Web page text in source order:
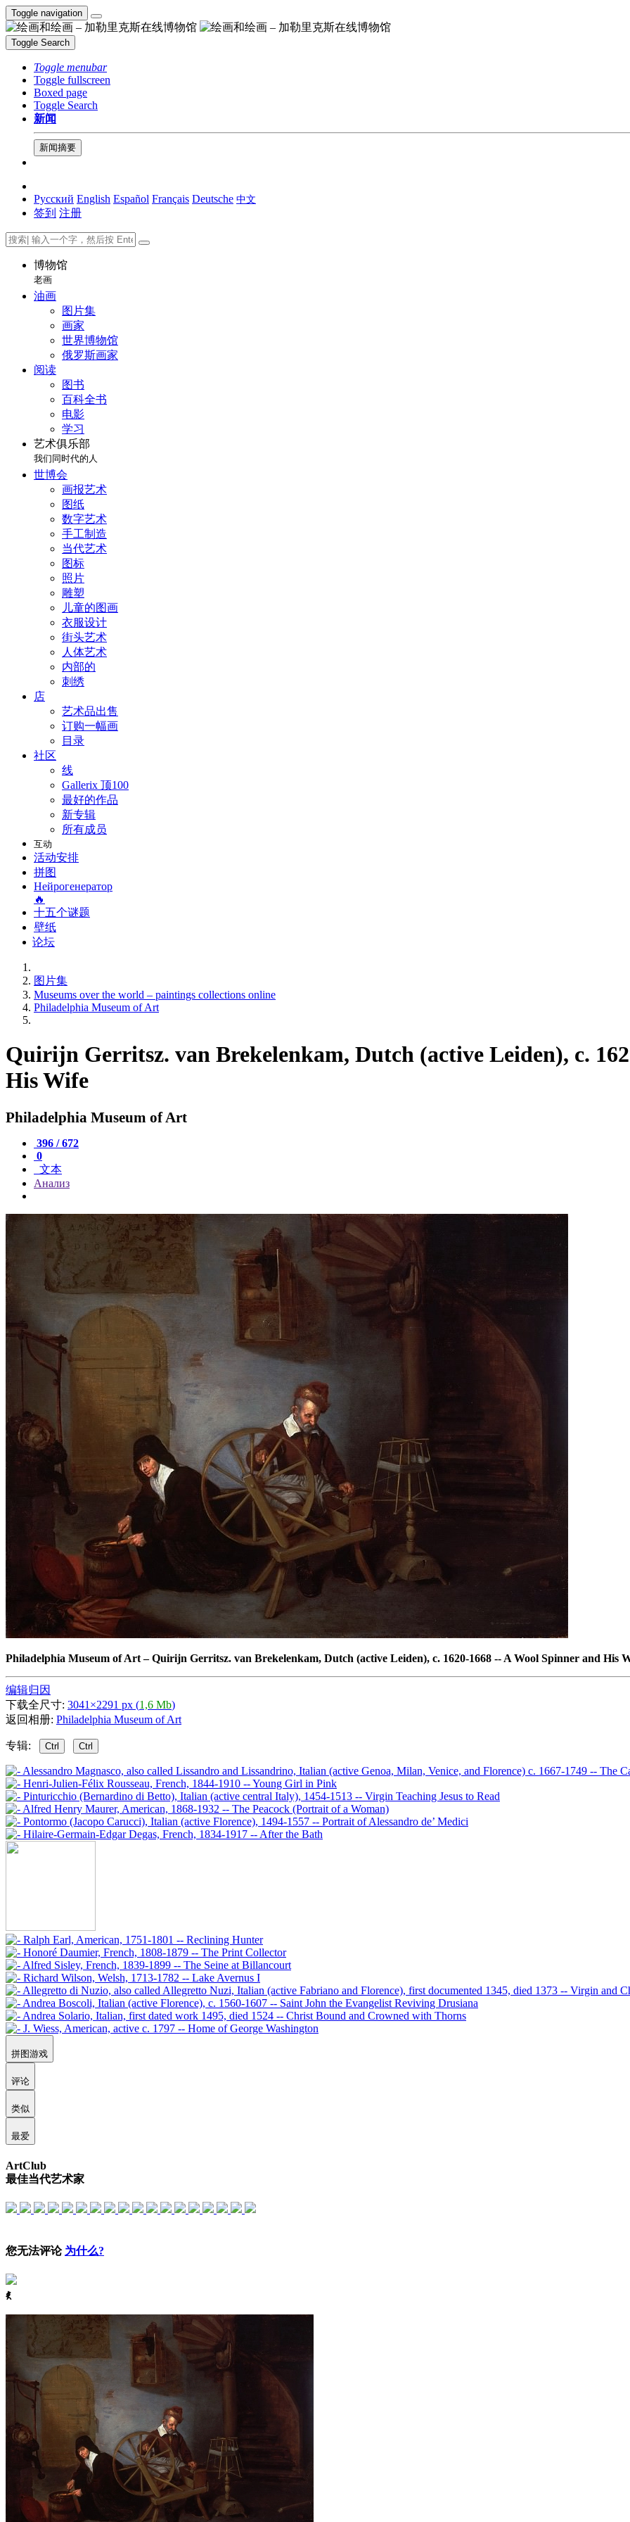
Toggle navigation
Toggle Search
Toggle menubar
Toggle fullscreen
Boxed page
Toggle Search
新闻
新闻摘要
Русский English Español Français Deutsche 中文
签到 注册
博物馆
老画
油画
图片集
画家
世界博物馆
俄罗斯画家
阅读
图书
百科全书
电影
学习
艺术俱乐部
我们同时代的人
世博会
画报艺术
图纸
数字艺术
手工制造
当代艺术
图标
照片
雕塑
儿童的图画
衣服设计
街头艺术
人体艺术
内部的
刺绣
店
艺术品出售
订购一幅画
目录
社区
线
Gallerix 顶100
最好的作品
新专辑
所有成员
互动
活动安排
拼图
Нейрогенератор
🔥
十五个谜题
壁纸
论坛
图片集
Museums over the world – paintings collections online
Philadelphia Museum of Art
Quirijn Gerritsz. van Brekelenkam, Dutch (active Leiden), c.
His Wife
Philadelphia Museum of Art
396 / 672
0
文本
Анализ
Philadelphia Museum of Art–Quirijn Gerritsz. van Brekelenkam, Dutch (active Leiden), c. 1620-1668 -- A Wool Spinner and His
编辑归因
下载全尺寸: 3041×2291 px (1,6 Mb)
返回相册: Philadelphia Museum of Art
专辑: Ctrl Ctrl
拼图游戏
评论
类似
最爱
ArtClub
最佳当代艺术家
您无法评论 为什么?
ꈅ